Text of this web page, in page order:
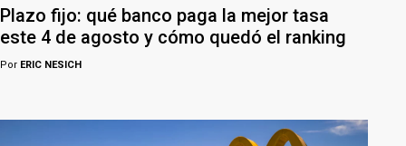
Plazo fijo: qué banco paga la mejor tasa
este 4 de agosto y cómo quedó el ranking
Por ERIC NESICH